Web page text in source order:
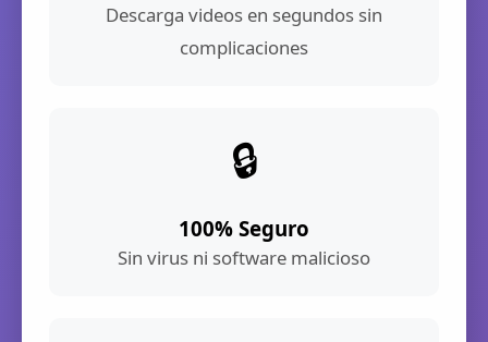
Descarga videos en segundos sin
complicaciones
🔒
100% Seguro
Sin virus ni software malicioso